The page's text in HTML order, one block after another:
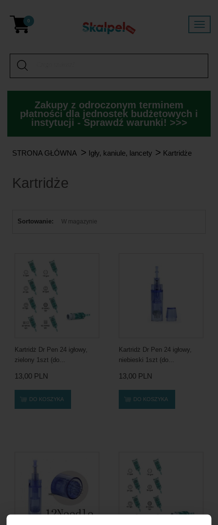
0
Zakupy z odroczonym terminem
płatności dla jednostek budżetowych i
instytucji - Sprawdź warunki! >>>
STRONA GŁÓWNA > Igły, kaniule, lancety > Kartridże
Kartridże
Sortowanie: W magazynie
Kartridż Dr Pen 24 igłowy,
zielony 1szt (do...
13,00 PLN
DO KOSZYKA
Kartridż Dr Pen 24 igłowy,
niebieski 1szt (do...
13,00 PLN
DO KOSZYKA